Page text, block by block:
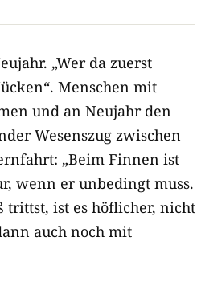
„Wer da zuerst
Menschen mit
und an Neujahr den
Wesenszug zwischen
„Beim Finnen ist
wenn er unbedingt muss.
trittst, ist es höflicher, nicht
auch noch mit